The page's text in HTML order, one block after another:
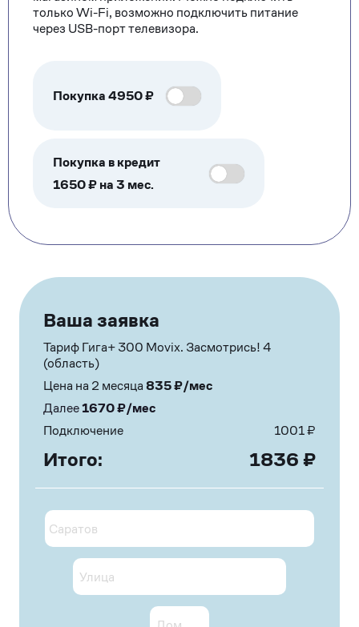
только Wi-Fi, возможно подключить питание
через USB-порт телевизора.
Покупка4950₽
Покупка в кредит
1650 ₽ на 3 мес.
Ваша заявка
Тариф Гига+ 300 Movix. Засмотрись! 4
(область)
Цена на 2 месяца835₽/мес
Далее1670₽/мес
Подключение
1001₽
Итого: 1836 ₽